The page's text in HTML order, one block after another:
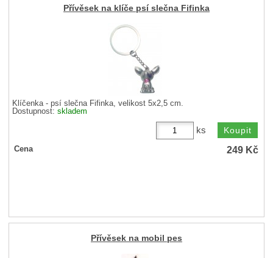
Přívěsek na klíče psí slečna Fifinka
Klíčenka - psí slečna Fifinka, velikost 5x2,5 cm.
Dostupnost:skladem
ks
Cena 249 Kč
Přívěsek na mobil pes